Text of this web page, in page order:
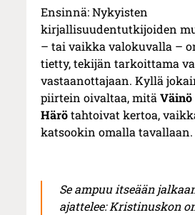
Ensinnä: Nykyisten
kirjallisuudentutkijoiden
– tai vaikka valokuvalla –
tietty, tekijän tarkoittama
vastaanottajaan. Kyllä
piirtein oivaltaa, mitä
Härötahtoivat kertoa,
katsookin omalla tavallaan.
Se ampuu itseään
ajattelee: Kristinuskon